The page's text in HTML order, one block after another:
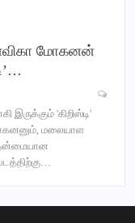
மோகனன்
'கிறிஸ்டி'
மலையாள